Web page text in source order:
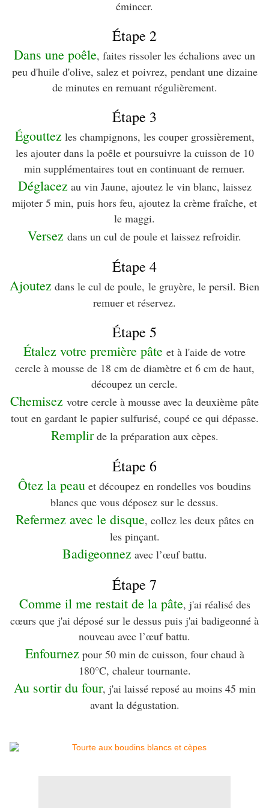
émincer.
Étape 2
Dans une poêle, faites rissoler les échalions avec un
peu d'huile d'olive, salez et poivrez, pendant une dizaine
de minutes en remuant régulièrement.
Étape 3
Égouttezles champignons, les couper grossièrement,
les ajouter dans la poêle et poursuivre la cuisson de 10
min supplémentaires tout en continuant de remuer.
Déglacezau vin Jaune, ajoutez le vin blanc, laissez
mijoter 5 min, puis hors feu, ajoutez la crème fraîche, et
le maggi.
Versez dans un cul de poule et laissez refroidir.
Étape 4
Ajoutez dans le cul de poule, le gruyère, le persil. Bien
remuer et réservez.
Étape 5
Étalez votre première pâte et à l'aide de votre
cercle à mousse de 18 cm de diamètre et 6 cm de haut,
découpez un cercle.
Chemisez votre cercle à mousse avec la deuxième pâte
tout en gardant le papier sulfurisé, coupé ce qui dépasse.
Remplirde la préparation aux cèpes.
Étape 6
Ôtez la peau et découpez en rondelles vos boudins
blancs que vous déposez sur le dessus.
Refermez avec le disque, collez les deux pâtes en
les pinçant.
Badigeonnezavec l’œuf battu.
Étape 7
Comme il me restait de la pâte, j'ai réalisé des
cœurs que j'ai déposé sur le dessus puis j'ai badigeonné à
nouveau avec l’œuf battu.
Enfournezpour 50 min de cuisson, four chaud à
180°C, chaleur tournante.
Au sortir du four, j'ai laissé reposé au moins 45 min
avant la dégustation.